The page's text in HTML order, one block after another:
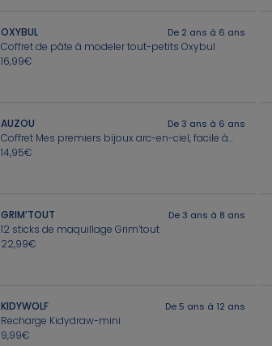
OXYBUL De 2 ans à 6 ans
Coffret de pâte à modeler tout-petits Oxybul
16,99€
AUZOU De 3 ans à 6 ans
Coffret Mes premiers bijoux arc-en-ciel, facile à faire
14,95€
GRIM’TOUT De 3 ans à 8 ans
12 sticks de maquillage Grim’tout
22,99€
KIDYWOLF De 5 ans à 12 ans
Recharge Kidydraw-mini
9,99€